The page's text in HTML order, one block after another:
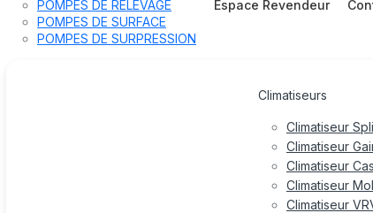
POMPES DE RELEVAGE
POMPES DE SURFACE
POMPES DE SURPRESSION
Espace Revendeur
Climatiseurs
Climatiseur
Climatiseur
Climatiseur
Climatiseur
Climatiseur